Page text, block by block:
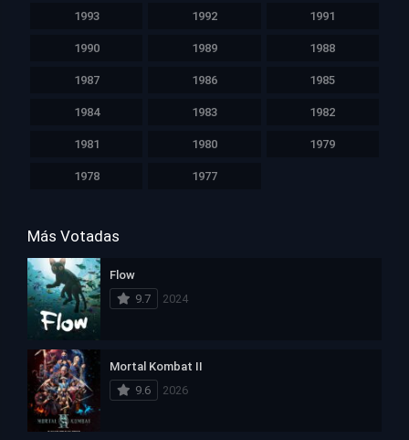
1993 1992 1991
1990 1989 1988
1987 1986 1985
1984 1983 1982
1981 1980 1979
1978 1977
Más Votadas
Flow
9.7
2024
Mortal Kombat II
9.6
2026